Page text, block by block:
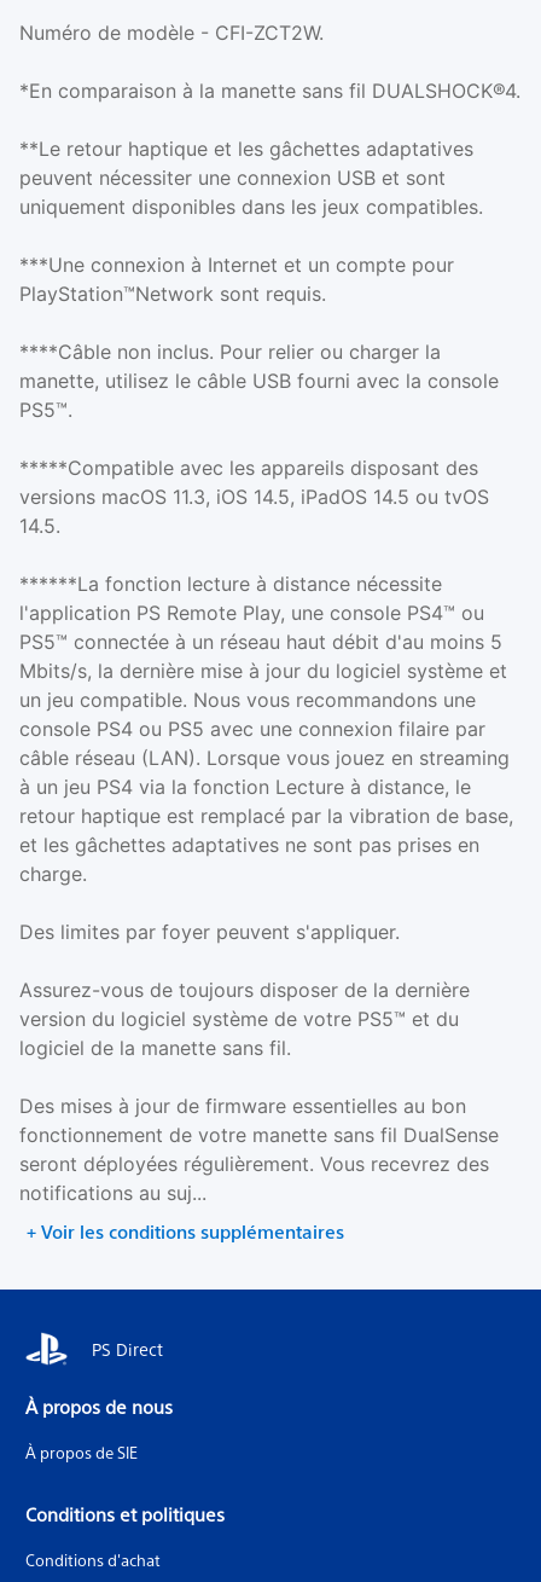
Numéro de modèle - CFI-ZCT2W.
*En comparaison à la manette sans fil DUALSHOCK®4.
**Le retour haptique et les gâchettes adaptatives
peuvent nécessiter une connexion USB et sont
uniquement disponibles dans les jeux compatibles.
***Une connexion à Internet et un compte pour
PlayStation™Network sont requis.
****Câble non inclus. Pour relier ou charger la
manette, utilisez le câble USB fourni avec la console
PS5™.
*****Compatible avec les appareils disposant des
versions macOS 11.3, iOS 14.5, iPadOS 14.5 ou tvOS
14.5.
******La fonction lecture à distance nécessite
l'application PS Remote Play, une console PS4™ ou
PS5™ connectée à un réseau haut débit d'au moins 5
Mbits/s, la dernière mise à jour du logiciel système et
un jeu compatible. Nous vous recommandons une
console PS4 ou PS5 avec une connexion filaire par
câble réseau (LAN). Lorsque vous jouez en streaming
à un jeu PS4 via la fonction Lecture à distance, le
retour haptique est remplacé par la vibration de base,
et les gâchettes adaptatives ne sont pas prises en
charge.
Des limites par foyer peuvent s'appliquer.
Assurez-vous de toujours disposer de la dernière
version du logiciel système de votre PS5™ et du
logiciel de la manette sans fil.
Des mises à jour de firmware essentielles au bon
fonctionnement de votre manette sans fil DualSense
seront déployées régulièrement. Vous recevrez des
notifications au suj...
+ Voir les conditions supplémentaires
PS Direct
À propos de nous
À propos de SIE
Conditions et politiques
Conditions d'achat